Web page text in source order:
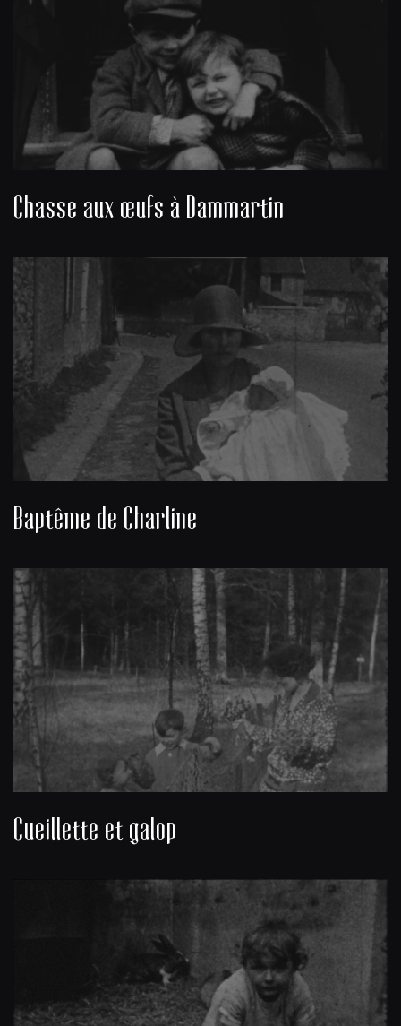
Chasse aux œufs à Dammartin
Baptême de Charline
Cueillette et galop